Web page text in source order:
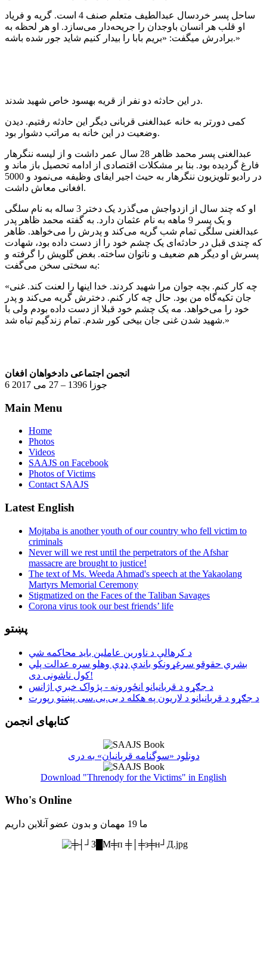
ساحل پسر خردسال عبدالطیف متعلم صنف 4 است. گریه و فریاد
او قلب هر انسان باوجدان را جریحه‌دار می‌سازد. او هر لحظه به
برادرش میگفت: «بریم بابا را بیدار کنیم شاید جور شده باشه.»
در این حادثه دو نفر از قریه بهسود خاص شهید شدند.
کمی دورتر به خانه عبدالغنی قربانی دیگر این حادثه رفتیم. دیدن
وضعیت در این خانه به مراتب دشوار بود.
عبدالغنی پسر محمد ظاهر 28 سال عمر داشت و از لیسه ننگرهار
فارغ گردیده بود. بنا بر مشکلات اقتصادی از ادامه تحصیل باز ماند و
در رادیو تلویزیون ننگرهار به حیث اجیر ایفای وظیفه می‌نمود و 5000
افغانی معاش داشت.
او که چند سال از ازدواجش می‌گذرد یک دختر 3 ساله به نام سلگی
و یک پسر 9 ماهه به نام عثمان دارد. به گفته محمد ظاهر پدر
عبدالغنی سلگی تمام شب گریه می‌کند و پدرش را می‌خواهد. ظاهر
که چندی قبل در حادثه‌ای یک چشم خود را از دست داده بود، شهادت
پسرش او دیگر هم ضعیف و ناتوان ساخته. بغض گلویش را گرفته و
به سختی سخن می‌گفت:
«چه کار کنم. بچه جوان مرا شهید کردند. خدا اینها را لعنت کند. غنی
جان تکیه‌گاه من بود. حال چه کار کنم. دخترش گریه می‌کند و پدر
خود را می‌خواهد. مه یک چشم خود قبلا از دست داده بودم ولی با
شهید شدن غنی جان بیخی کور شدم. تمام زندگیم تباه شد.»
انجمن اجتماعی دادخواهان افغان
6 جوزا 1396 – 27 می 2017
Main Menu
Home
Photos
Videos
SAAJS on Facebook
Photos of Victims
Contact SAAJS
Latest English
Mojtaba is another youth of our country who fell victim to
criminals
Never will we rest until the perpetrators of the Afshar
massacre are brought to justice!
The text of Ms. Weeda Ahmad's speech at the Yakaolang
Martyrs Memorial Ceremony
Stigmatized on the Faces of the Taliban Savages
Corona virus took our best friends’ life
پښتو
د کرهالې د ناورین عاملین باید محاکمه شي
بشري حقوقو سرغړونکو باندې ډډې وهلو سره عدالت پلي
کول ناشونی دی!
د جګړو د قربانیانو انځورونه - پژواک خبري اژانس
د جګړو د قربانیانو د لاریون په هکله د بی.بی.سی پښتو رپورت
کتابهای انجمن
دونلود «سوگنامه قربانیان» به دری
Download "Threnody for the Victims" in English
Who's Online
ما 19 مهمان و بدون عضو آنلاین داریم